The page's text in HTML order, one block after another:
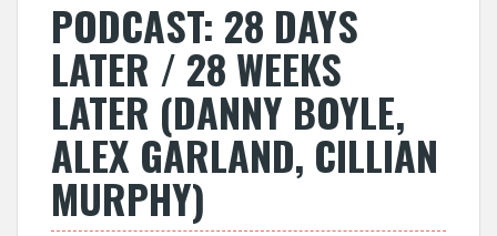
PODCAST: 28 DAYS
LATER / 28 WEEKS
LATER (DANNY BOYLE,
ALEX GARLAND, CILLIAN
MURPHY)